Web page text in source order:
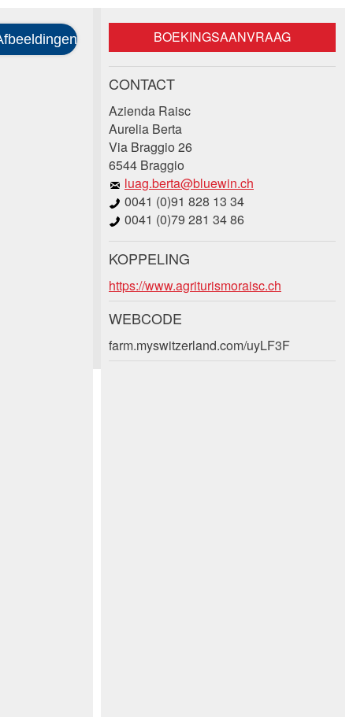
BOEKINGSAANVRAAG
CONTACT
Azienda Raisc
Aurelia Berta
Via Braggio 26
6544 Braggio
luag.berta@bluewin.ch
0041 (0)91 828 13 34
0041 (0)79 281 34 86
KOPPELING
https://www.agriturismoraisc.ch
WEBCODE
farm.myswitzerland.com/uyLF3F